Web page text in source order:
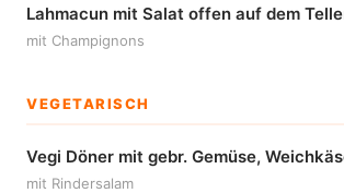
Lahmacun mit Salat offen auf dem
mit Champignons
VEGETARISCH
Vegi Döner mit gebr. Gemüse,
mit Rindersalam